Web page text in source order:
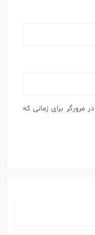
مرورگر برای زمانی که